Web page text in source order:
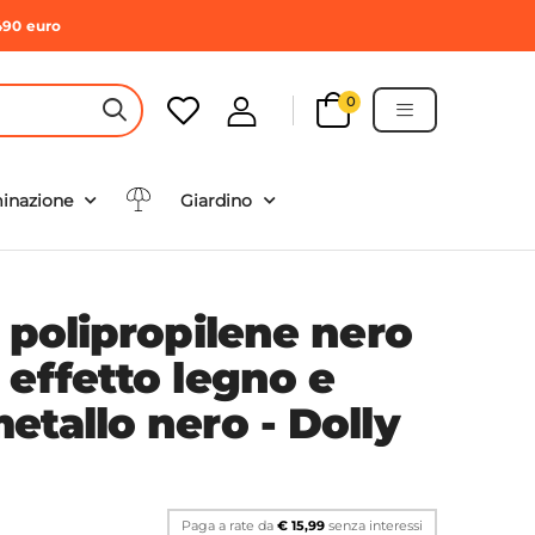
euro
HEADER SEARCH BUTTON
0
Giardino
polipropilene nero
effetto legno e
nero - Dolly
Paga a rate da€ 15,99 senza interessi